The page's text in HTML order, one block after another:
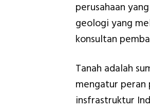
perusahaan
geologi yang
konsultan
Tanah adalah
mengatur peran
insfrastruktur